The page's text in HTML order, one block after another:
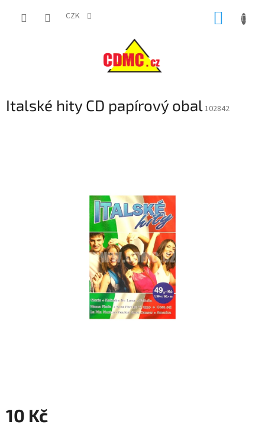
CZK
Italské hity CD papírový obal102842
10 Kč